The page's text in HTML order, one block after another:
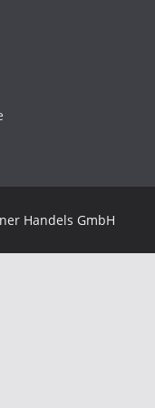
Handels GmbH